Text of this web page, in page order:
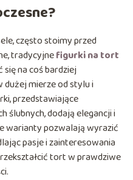
często stoimy przed
tradycyjnefigurki na tort
na coś bardziej
mierze od stylu i
przedstawiające
ślubnych, dodają elegancji i
warianty pozwalają wyrazić
pasje i zainteresowania
tort w prawdziwe